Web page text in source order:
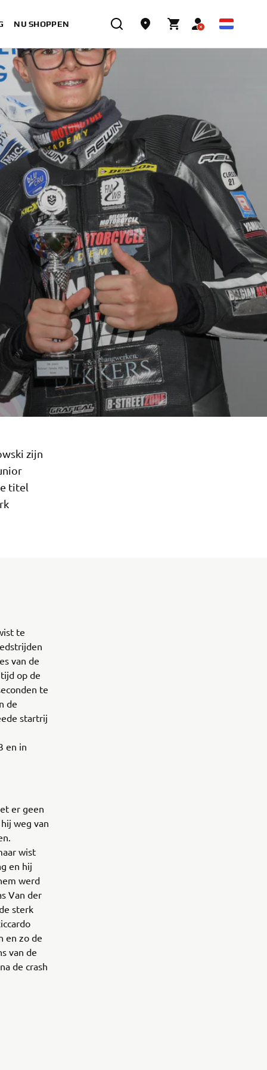
NU SHOPPEN
zijn
titel
te
van de
op de
te
de
startrij
en in
er geen
weg van
wist
en hij
werd
Van der
sterk
en zo de
van de
de crash